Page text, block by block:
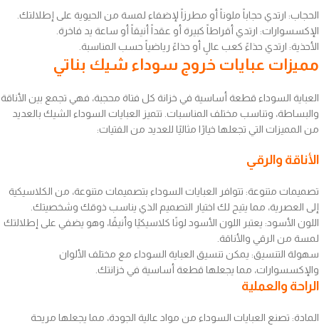
الحجاب: ارتدي حجاباً ملوناً أو مطرزاً لإضفاء لمسة من الحيوية على إطلالتك.
الإكسسوارات: ارتدي أقراطاً كبيرة أو عقداً أنيقاً أو ساعة يد فاخرة.
الأحذية: ارتدي حذاءً كعب عالٍ أو حذاءً رياضياً حسب المناسبة.
مميزات عبايات خروج سوداء شيك بناتي
العباية السوداء قطعة أساسية في خزانة كل فتاة محجبة، فهي تجمع بين الأناقة
والبساطة، وتناسب مختلف المناسبات. تتميز العبايات السوداء الشيك بالعديد
من المميزات التي تجعلها خيارًا مثاليًا للعديد من الفتيات:
الأناقة والرقي
تصميمات متنوعة: تتوافر العبايات السوداء بتصميمات متنوعة، من الكلاسيكية
إلى العصرية، مما يتيح لك اختيار التصميم الذي يناسب ذوقك وشخصيتك.
اللون الأسود: يعتبر اللون الأسود لونًا كلاسيكيًا وأنيقًا، وهو يضفي على إطلالتك
لمسة من الرقي والأناقة.
سهولة التنسيق: يمكن تنسيق العباية السوداء مع مختلف الألوان
والإكسسوارات، مما يجعلها قطعة أساسية في خزانتك.
الراحة والعملية
المادة: تصنع العبايات السوداء من مواد عالية الجودة، مما يجعلها مريحة